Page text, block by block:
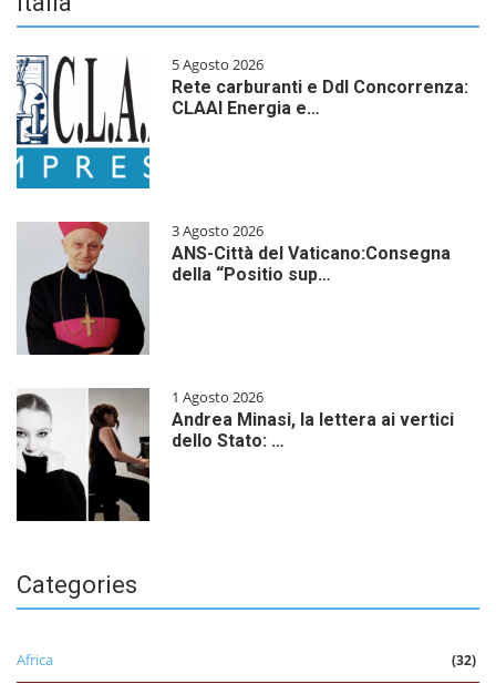
5 Agosto 2026
Rete carburanti e Ddl Concorrenza:
CLAAI Energia e…
3 Agosto 2026
ANS-Città del Vaticano:Consegna
della “Positio sup…
1 Agosto 2026
Andrea Minasi, la lettera ai vertici
dello Stato: …
Categories
Africa (32)